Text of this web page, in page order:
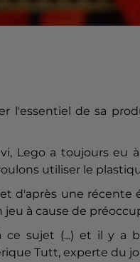
l'essentiel de sa
Lego a toujours eu
utiliser le
d'après une récente
à cause de
sujet (...) et il y a
Tutt, experte du